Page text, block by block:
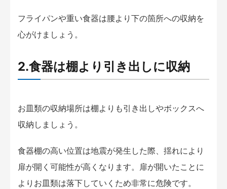
フライパンや重い食器は腰より下の箇所への収納を
心がけましょう。
2.食器は棚より引き出しに収納
お皿類の収納場所は棚よりも引き出しやボックスへ
収納しましょう。
食器棚の高い位置は地震が発生した際、揺れにより
扉が開く可能性が高くなります。扉が開いたことに
よりお皿類は落下していくため非常に危険です。